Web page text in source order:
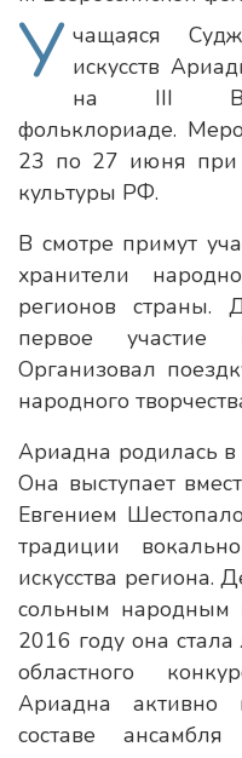
У чащаяся
искусств
на III
фольклориаде.
23 по 27 июня при
культуры РФ.
В смотре примут
хранители
регионов страны.
первое участие
Организовал
народного
Ариадна родилась в
Она выступает
Евгением
традиции
искусства региона.
сольным народным
2016 году она
областного
Ариадна активно
составе